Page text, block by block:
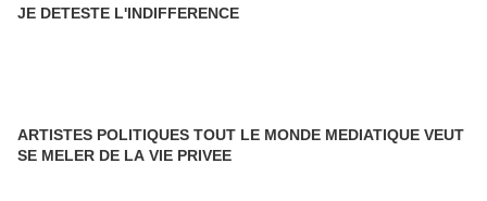
JE DETESTE L'INDIFFERENCE
ARTISTES POLITIQUES TOUT LE MONDE MEDIATIQUE VEUT
SE MELER DE LA VIE PRIVEE